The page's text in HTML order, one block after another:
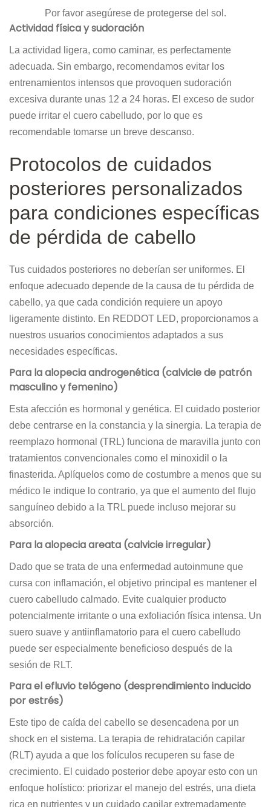
Por favor asegúrese de protegerse del sol.
Actividad física y sudoración
La actividad ligera, como caminar, es perfectamente
adecuada. Sin embargo, recomendamos evitar los
entrenamientos intensos que provoquen sudoración
excesiva durante unas 12 a 24 horas. El exceso de sudor
puede irritar el cuero cabelludo, por lo que es
recomendable tomarse un breve descanso.
Protocolos de cuidados
posteriores personalizados
para condiciones específicas
de pérdida de cabello
Tus cuidados posteriores no deberían ser uniformes. El
enfoque adecuado depende de la causa de tu pérdida de
cabello, ya que cada condición requiere un apoyo
ligeramente distinto. En REDDOT LED, proporcionamos a
nuestros usuarios conocimientos adaptados a sus
necesidades específicas.
Para la alopecia androgenética (calvicie de patrón
masculino y femenino)
Esta afección es hormonal y genética. El cuidado posterior
debe centrarse en la constancia y la sinergia. La terapia de
reemplazo hormonal (TRL) funciona de maravilla junto con
tratamientos convencionales como el minoxidil o la
finasterida. Aplíquelos como de costumbre a menos que su
médico le indique lo contrario, ya que el aumento del flujo
sanguíneo debido a la TRL puede incluso mejorar su
absorción.
Para la alopecia areata (calvicie irregular)
Dado que se trata de una enfermedad autoinmune que
cursa con inflamación, el objetivo principal es mantener el
cuero cabelludo calmado. Evite cualquier producto
potencialmente irritante o una exfoliación física intensa. Un
suero suave y antiinflamatorio para el cuero cabelludo
puede ser especialmente beneficioso después de la
sesión de RLT.
Para el efluvio telógeno (desprendimiento inducido
por estrés)
Este tipo de caída del cabello se desencadena por un
shock en el sistema. La terapia de rehidratación capilar
(RLT) ayuda a que los folículos recuperen su fase de
crecimiento. El cuidado posterior debe apoyar esto con un
enfoque holístico: priorizar el manejo del estrés, una dieta
rica en nutrientes y un cuidado capilar extremadamente